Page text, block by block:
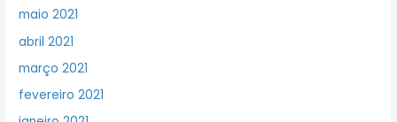
maio 2021
abril 2021
março 2021
fevereiro 2021